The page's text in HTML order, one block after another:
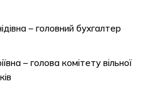
– головний бухгалтер
– голова комітету вільної